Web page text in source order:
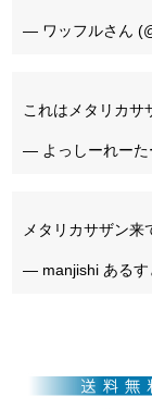
— ワッフルさん
これはメタリカサ
— よっしーれーた
メタリカサザン来
— manjishi あるす